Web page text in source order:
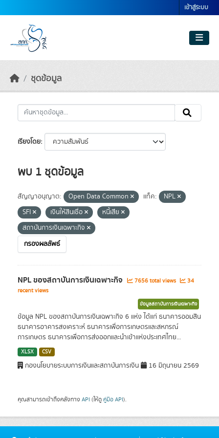
เข้าสู่ระบบ
ชุดข้อมูล
เรียงโดย
พบ 1 ชุดข้อมูล
สัญญาอนุญาต: Open Data Common แท็ค:
NPL
SFI
เงินให้สินเชื่อ
หนี้เสีย
สถาบันการเงินเฉพาะกิจ
กรองผลลัพธ์
NPL ของสถาบันการเงินเฉพาะกิจ 7656 total views
34
recent views
ข้อมูลสถาบันการเงินเฉพาะกิจ
ข้อมูล NPL ของสถาบันการเงินเฉพาะกิจ 6 แห่ง ได้แก่ ธนาคารออมสิน
ธนาคารอาคารสงเคราะห์ ธนาคารเพื่อการเกษตรและสหกรณ์
การเกษตร ธนาคารเพื่อการส่งออกและนำเข้าแห่งประเทศไทย...
XLSX CSV
กองนโยบายระบบการเงินและสถาบันการเงิน 16 มิถุนายน 2569
คุณสามารถเข้าถึงคลังทาง API (ให้ดู คู่มือ API).